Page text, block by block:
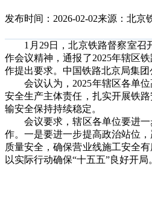
发布时间：2026-02-02来源：北京
1月29日，北京铁路督察室召开
作会议精神，通报了2025年辖区
作提出要求。中国铁路北京局集
会议认为，2025年辖区各单位
安全生产主体责任，扎实开展铁
输安全保持持续稳定。
会议要求，辖区各单位要进一
作。一是要进一步提高政治站位
质量安全，确保营业线施工安全
以实际行动确保“十五五”良好开局